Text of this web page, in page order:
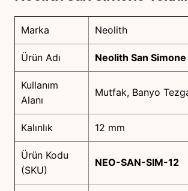
Marka Neolith
Ürün Adı Neolith San Simone
Kullanım
Alanı
Mutfak, Banyo
Kalınlık 12 mm
Ürün Kodu
(SKU)
NEO-SAN-SIM-12